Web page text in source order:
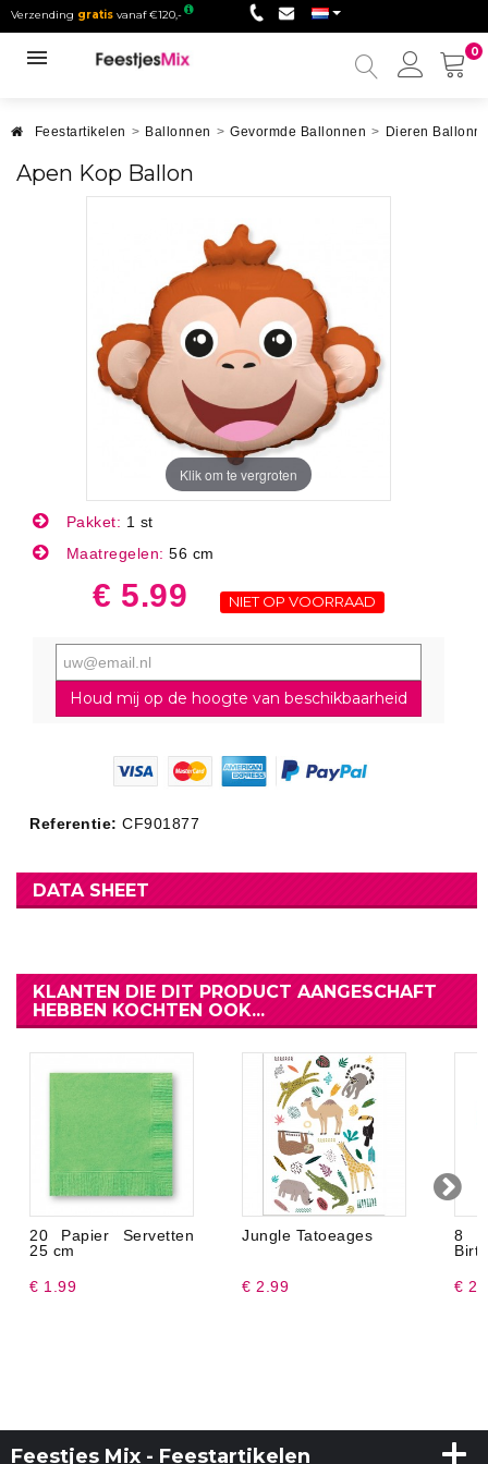
Verzending gratis vanaf €120,-
0
Mijn
Feestartikelen > Ballonnen > Gevormde Ballonnen > Dieren
Apen Kop Ballon
Klik om te vergroten
Pakket: 1 st
Maatregelen: 56 cm
€ 5.99 NIET OP VOORRAAD
Houd mij op de hoogte van beschikbaarheid
Referentie: CF901877
DATA SHEET
KLANTEN DIE DIT PRODUCT AANGESCHAFT
HEBBEN KOCHTEN OOK...
20 Papier Servetten
25 cm
€ 1.99
Jungle Tatoeages
€ 2.99
8
€
Feestjes Mix - Feestartikelen